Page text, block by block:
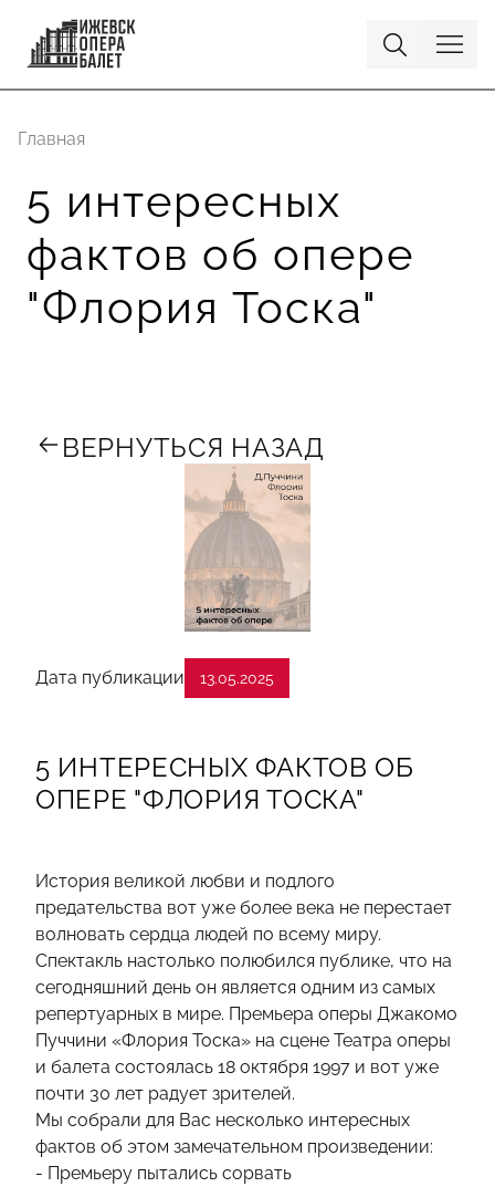
Главная
5 интересных
фактов об опере
"Флория Тоска"
ВЕРНУТЬСЯ НАЗАД
Дата публикации 13.05.2025
5 ИНТЕРЕСНЫХ ФАКТОВ ОБ
ОПЕРЕ "ФЛОРИЯ ТОСКА"
История великой любви и подлого
предательства вот уже более века не перестает
волновать сердца людей по всему миру.
Спектакль настолько полюбился публике, что на
сегодняшний день он является одним из самых
репертуарных в мире. Премьера оперы Джакомо
Пуччини «Флория Тоска» на сцене Театра оперы
и балета состоялась 18 октября 1997 и вот уже
почти 30 лет радует зрителей.
Мы собрали для Вас несколько интересных
фактов об этом замечательном произведении:
- Премьеру пытались сорвать